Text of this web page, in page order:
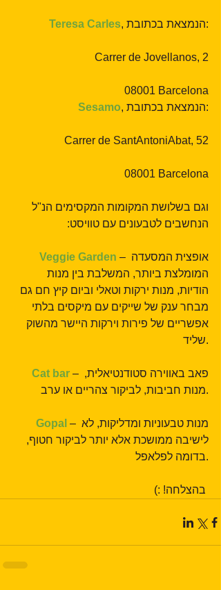
Teresa Carles , הנמצאת בכתובת:
Carrer de Jovellanos, 2
08001 Barcelona
Sesamo
, הנמצאת בכתובת:
Carrer de SantAntoniAbat, 52
08001 Barcelona
וגם בשלושת המקומות המקסימים הנ"ל
הנחשבים לטבעונים עם טוויסט:
Veggie Garden – אופצית המסעדה
המומלצת ביותר, המשלבת בין מנות
הודיות, מנות ירקות וטאלי וביום קיץ חם גם
מבחר ענק של שייקים עם מיקסים בלתי
אפשריים של פירות וירקות היישר מהשוק
שליד.
Cat bar – פאב באווירה סטודנטיאלית,
מנות חביבות, לביקור צהריים או ערב.
Gopal – מנות טבעוניות ומדליקות, לא
לישיבה ממושכת אלא יותר לביקור חטוף,
בדומה לפלאפל.